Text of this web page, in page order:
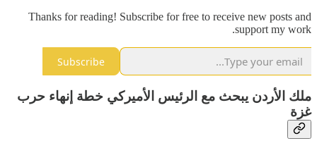
Thanks for reading! Subscribe for free to receive new posts and
support my work.
Subscribe
ملك الأردن يبحث مع الرئيس الأميركي خطة إنهاء حرب
غزة